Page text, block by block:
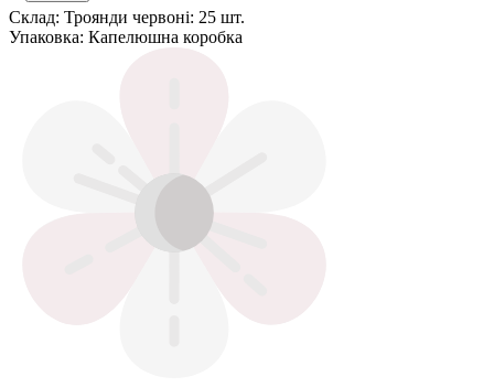
Склад: Троянди червоні: 25 шт.
Упаковка: Капелюшна коробка